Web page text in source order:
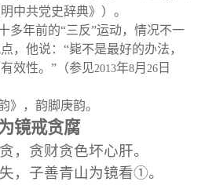
度法规
系我们
中共党史辞典》）。
多年前的“三反”运动，情况不一
，他说：“毙不是最好的办法，
效性。”（参见2013年8月 26 日
，韵脚庚韵。
镜戒贪腐
，贪财贪色坏心肝。
，子善青山为镜看①。